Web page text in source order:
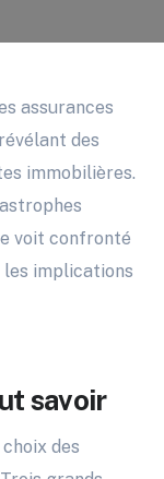
assurances
des
immobilières.
voit confronté
les implications
savoir
des